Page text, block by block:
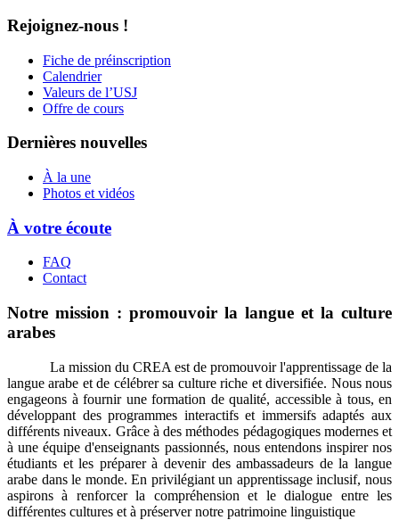
Rejoignez-nous !
Fiche de préinscription
Calendrier
Valeurs de l’USJ
Offre de cours
Dernières nouvelles
À la une
Photos et vidéos
À votre écoute
FAQ
Contact
Notre mission : promouvoir la langue et la culture
arabes
La mission du CREA est de promouvoir l'apprentissage de la
langue arabe et de célébrer sa culture riche et diversifiée. Nous nous
engageons à fournir une formation de qualité, accessible à tous, en
développant des programmes interactifs et immersifs adaptés aux
différents niveaux. Grâce à des méthodes pédagogiques modernes et
à une équipe d'enseignants passionnés, nous entendons inspirer nos
étudiants et les préparer à devenir des ambassadeurs de la langue
arabe dans le monde. En privilégiant un apprentissage inclusif, nous
aspirons à renforcer la compréhension et le dialogue entre les
différentes cultures et à préserver notre patrimoine linguistique